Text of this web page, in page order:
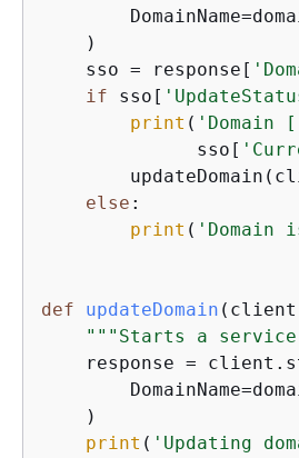
    )
    sso = response[
if sso[
print ( 'Domain
              sso[
else :
print (
def updateDomain ( client
"""Starts a
response =
    )
print ( 'Updating